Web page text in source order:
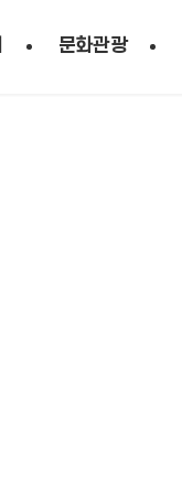
문화관광